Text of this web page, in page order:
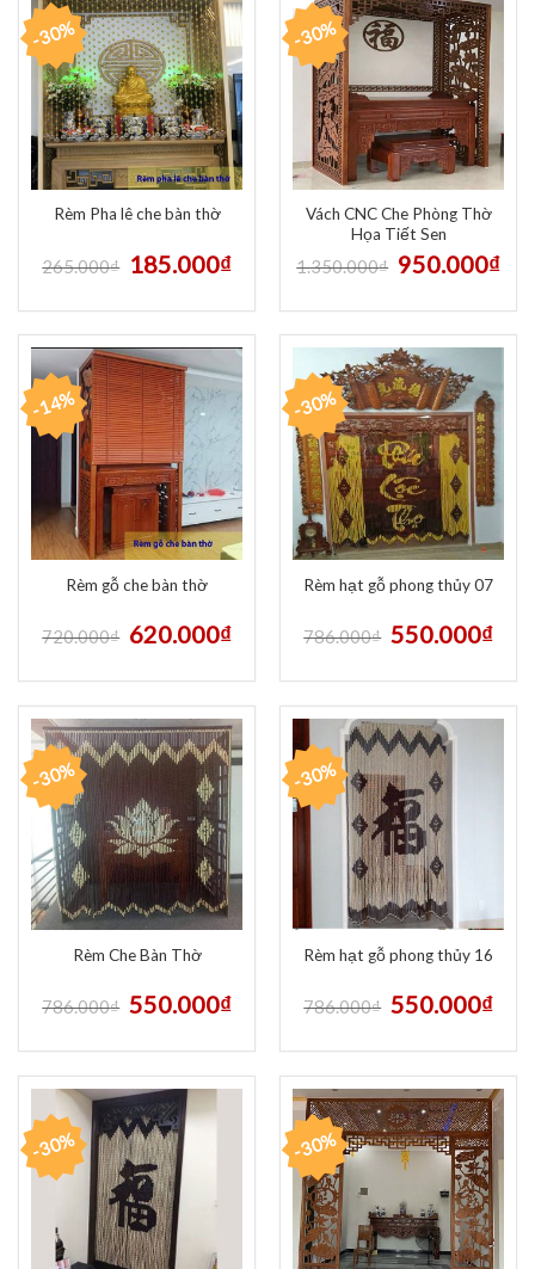
-30%
Rèm Pha lê che bàn thờ
265.000₫ 185.000₫
-30%
Vách CNC Che Phòng Thờ
Họa Tiết Sen
1.350.000₫ 950.000₫
-14%
Rèm gỗ che bàn thờ
720.000₫ 620.000₫
-30%
Rèm hạt gỗ phong thủy 07
786.000₫ 550.000₫
-30%
Rèm Che Bàn Thờ
786.000₫ 550.000₫
-30%
Rèm hạt gỗ phong thủy 16
786.000₫ 550.000₫
-30% -30%